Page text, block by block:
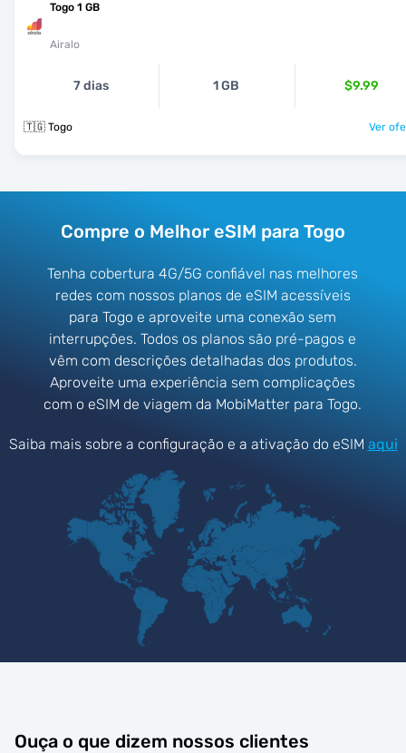
Togo 1 GB
Airalo
7 dias 1 GB $9.99
🇹🇬 Togo Ver
Compre o Melhor eSIM para Togo
Tenha cobertura 4G/5G confiável nas melhores
redes com nossos planos de eSIM acessíveis
para Togo e aproveite uma conexão sem
interrupções. Todos os planos são pré-pagos e
vêm com descrições detalhadas dos produtos.
Aproveite uma experiência sem complicações
com o eSIM de viagem da MobiMatter para Togo.
Saiba mais sobre a configuração e a ativação do eSIM aqui
Ouça o que dizem nossos clientes